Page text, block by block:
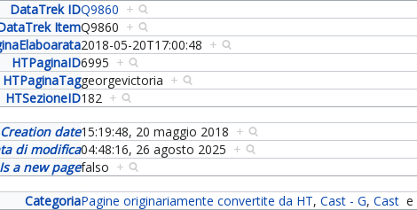
DataTrek IDQ9860 +
ItemQ9860 +
2018-05-20T17:00:48 +
HTPaginaID6995 +
HTPaginaTaggeorgevictoria +
HTSezioneID182 +
Creation date15:19:48, 20 maggio 2018 +
di modifica04:48:16, 26 agosto 2025 +
Is a new pagefalso +
CategoriaPagine originariamente convertite da HT,Cast - G,Cast e